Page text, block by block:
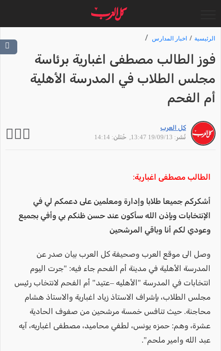
الرئيسية اخبار المدارس
فوز الطالب مصطفى اغبارية برئاسة
مجلس الطلاب في المدرسة الأهلية
أم الفحم
كل العرب
نُشر: 19/09/13 13:47
, حُتلن: 14:14
الطالب مصطفى اغبارية:
أشكركم جميعا طلابا وإدارة ومعلمين على دعمكم لي في
الإنتخابات وبإذن الله سأكون عند حسن ظنكم بي وأفي بجميع
وعودي لكم أنا وباقي المرشحين
وصل الى موقع العرب وصحيفة كل العرب بيان صدر عن
المدرسة الأهلية في مدينة أم الفحم جاء فيه: "جرت اليوم
انتخابات في المدرسة "الأهليه –عتيد" أم الفحم لانتخاب رئيس
مجلس الطلاب، بإشراف الاستاذ زياد اغبارية والاستاذ هشام
محاجنة. حيث تنافس خمسة مرشحين من صفوف الحادية
عشرة، وهم: حمزه يونس، لطفي محاميد، مصطفى اغباريه، آيه
عبد الله وامير ملحم".